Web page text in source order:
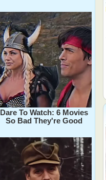
Dare To Watch: 6 Movies
So Bad They're Good